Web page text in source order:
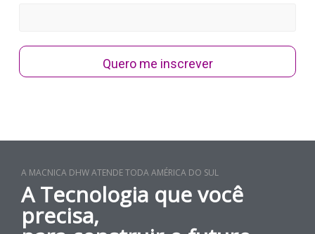
Quero me inscrever
A MACNICA DHW ATENDE TODA AMÉRICA DO SUL
A Tecnologia que você
precisa,